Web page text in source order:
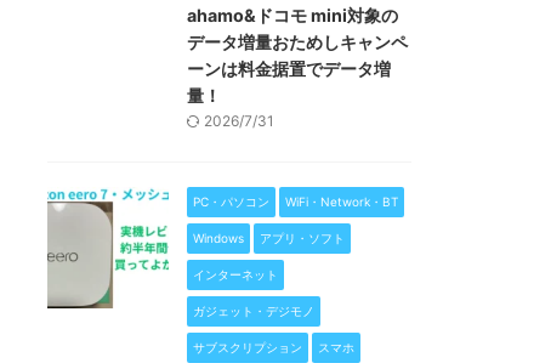
ahamo&ドコモ mini対象の
データ増量おためしキャンペ
ーンは料金据置でデータ増
量！
2026/7/31
PC・パソコン WiFi・Network・BT
Windows アプリ・ソフト
インターネット
ガジェット・デジモノ
サブスクリプション スマホ